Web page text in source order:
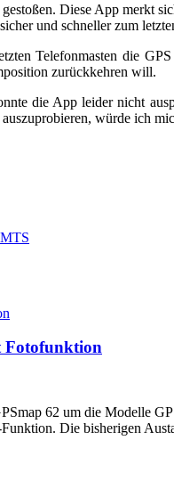
Diese App merkt
und schneller zum
Telefonmasten die
zurückkehren will.
die App leider nicht
würde ich
Fotofunktion
62 um die Modelle
Die bisherigen